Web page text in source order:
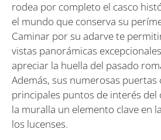
rodea por completo el casco
el mundo que conserva su
Caminar por su adarve te
vistas panorámicas
apreciar la huella del pasado
Además, sus numerosas puertas
principales puntos de interés del
la muralla un elemento clave en
los lucenses.